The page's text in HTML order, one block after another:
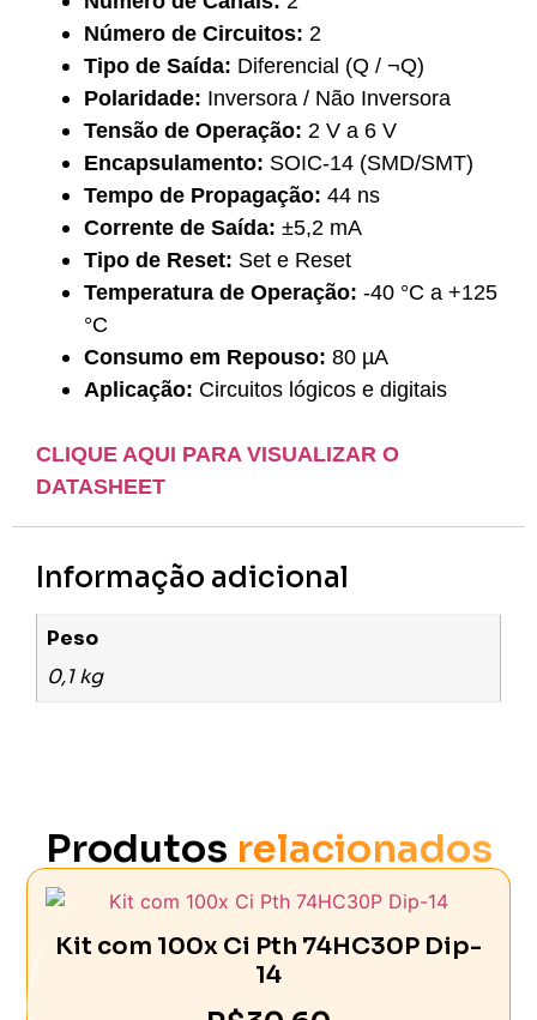
Número de Circuitos: 2
Tipo de Saída: Diferencial (Q / ¬Q)
Polaridade: Inversora / Não Inversora
Tensão de Operação: 2 V a 6 V
Encapsulamento: SOIC-14 (SMD/SMT)
Tempo de Propagação: 44 ns
Corrente de Saída: ±5,2 mA
Tipo de Reset: Set e Reset
Temperatura de Operação: -40 °C a +125
°C
Consumo em Repouso: 80 µA
Aplicação: Circuitos lógicos e digitais
CLIQUE AQUI PARA VISUALIZAR O
DATASHEET
Informação adicional
Peso
0,1 kg
Produtos relacionados
Kit com 100x Ci Pth 74HC30P Dip-
14